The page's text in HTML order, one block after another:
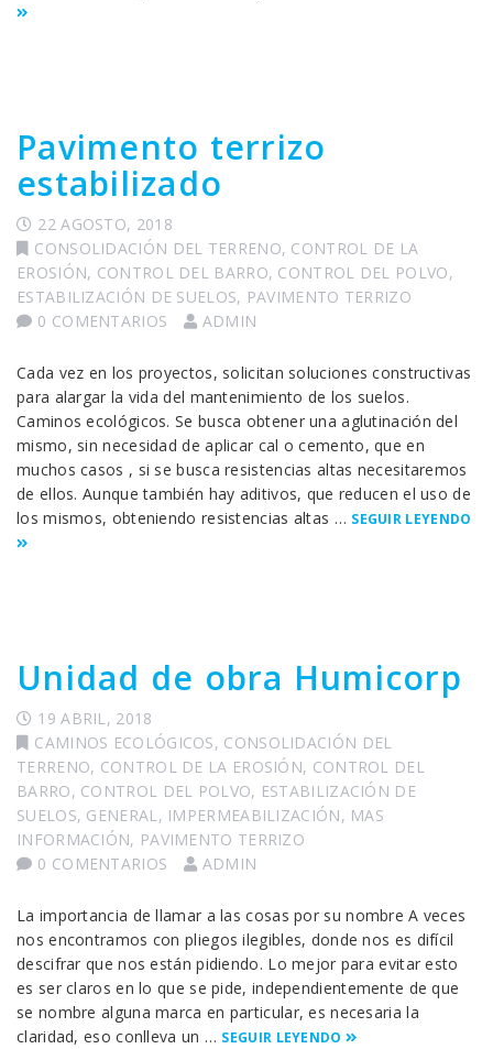
Pavimento terrizo
estabilizado
22 AGOSTO, 2018
CONSOLIDACIÓN DEL TERRENO, CONTROL DE LA
EROSIÓN, CONTROL DEL BARRO, CONTROL DEL POLVO,
ESTABILIZACIÓN DE SUELOS, PAVIMENTO TERRIZO
0 COMENTARIOS
ADMIN
Cada vez en los proyectos, solicitan soluciones constructivas
para alargar la vida del mantenimiento de los suelos.
Caminos ecológicos. Se busca obtener una aglutinación del
mismo, sin necesidad de aplicar cal o cemento, que en
muchos casos , si se busca resistencias altas necesitaremos
de ellos. Aunque también hay aditivos, que reducen el uso de
los mismos, obteniendo resistencias altas … SEGUIR LEYENDO
Unidad de obra Humicorp
19 ABRIL, 2018
CAMINOS ECOLÓGICOS, CONSOLIDACIÓN DEL
TERRENO, CONTROL DE LA EROSIÓN, CONTROL DEL
BARRO, CONTROL DEL POLVO, ESTABILIZACIÓN DE
SUELOS, GENERAL, IMPERMEABILIZACIÓN, MAS
INFORMACIÓN, PAVIMENTO TERRIZO
0 COMENTARIOS
ADMIN
La importancia de llamar a las cosas por su nombre A veces
nos encontramos con pliegos ilegibles, donde nos es difícil
descifrar que nos están pidiendo. Lo mejor para evitar esto
es ser claros en lo que se pide, independientemente de que
se nombre alguna marca en particular, es necesaria la
claridad, eso conlleva un … SEGUIR LEYENDO